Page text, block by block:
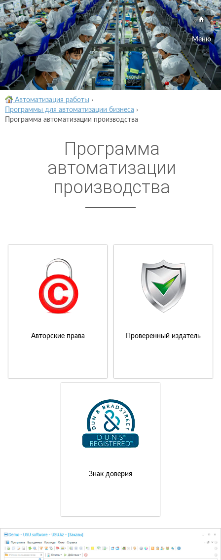
Меню
Автоматизация работы ›
Программы для автоматизации бизнеса ›
Программа автоматизации производства
Программа
автоматизации
производства
Авторские права Проверенный издатель
Знак доверия